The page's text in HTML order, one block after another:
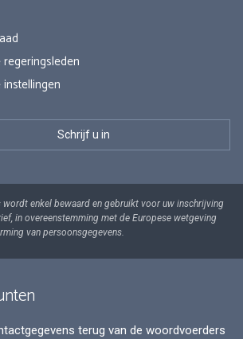
regeringsleden
wordt enkel bewaard en gebruikt voor uw inschrijving
in overeenstemming met de Europese wetgeving
van persoonsgegevens.
terug van de woordvoerders